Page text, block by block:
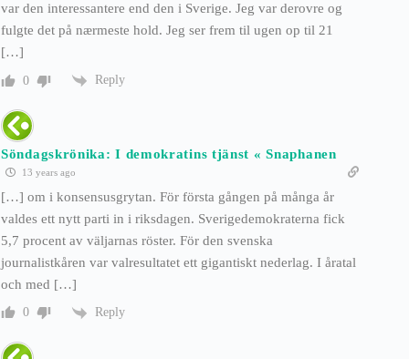
var den interessantere end den i Sverige. Jeg var derovre og
fulgte det på nærmeste hold. Jeg ser frem til ugen op til 21
[…]
0 Reply
Söndagskrönika: I demokratins tjänst « Snaphanen
13 years ago
[…] om i konsensusgrytan. För första gången på många år
valdes ett nytt parti in i riksdagen. Sverigedemokraterna fick
5,7 procent av väljarnas röster. För den svenska
journalistkåren var valresultatet ett gigantiskt nederlag. I åratal
och med […]
0 Reply